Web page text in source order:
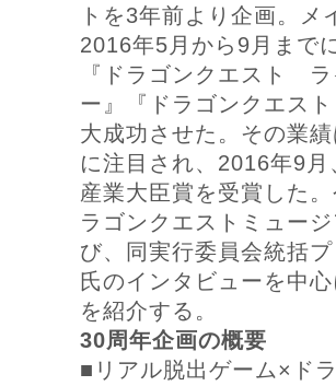
トを3年前より企画。メ
2016年5月から9月まで
『ドラゴンクエスト
ー』『ドラゴンクエス
大成功させた。その業
に注目され、2016年9
産業大臣賞を受賞した
ラゴンクエストミュー
び、同実行委員会統括
氏のインタビューを中
を紹介する。
30周年企画の概要
■リアル脱出ゲーム×ド